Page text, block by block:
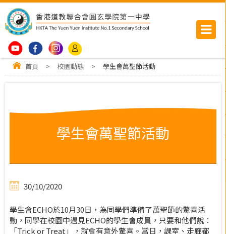
首頁 > 校園動態 > 學生會萬聖節活動
學生會萬聖節活動
30/10/2020
學生會ECHO於10月30日，為同學們準備了萬聖節的驚喜活
動，同學在校園中遇見ECHO的學生會成員，只要和他們說：
「Trick or Treat」，就會有意外驚喜。當日，課室、走廊都